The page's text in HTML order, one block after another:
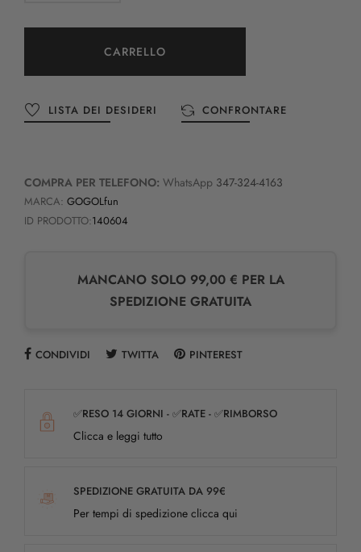
CARRELLO
LISTA DEI DESIDERI CONFRONTARE
COMPRA PER TELEFONO: WhatsApp 347-324-4163
MARCA: GOGOLfun
ID PRODOTTO:140604
MANCANO SOLO 99,00 € PER LA
SPEDIZIONE GRATUITA
CONDIVIDI TWITTA PINTEREST
✅RESO 14 GIORNI - ✅RATE - ✅RIMBORSO
Clicca e leggi tutto
SPEDIZIONE GRATUITA DA 99€
Per tempi di spedizione clicca qui